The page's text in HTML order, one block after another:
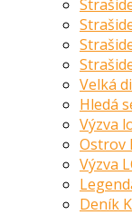
Velká
Hledá
Výzva
Ostrov
Výzva
Deník